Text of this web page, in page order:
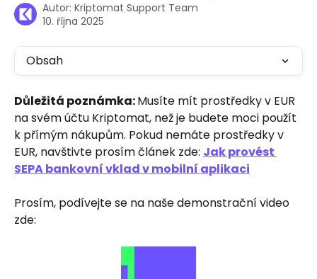
Autor: Kriptomat Support Team
10. října 2025
Obsah
Důležitá poznámka: Musíte mít prostředky v EUR
na svém účtu Kriptomat, než je budete moci použít
k přímým nákupům. Pokud nemáte prostředky v
EUR, navštivte prosím článek zde: Jak provést
SEPA bankovní vklad v mobilní aplikaci
Prosím, podívejte se na naše demonstrační video
zde: